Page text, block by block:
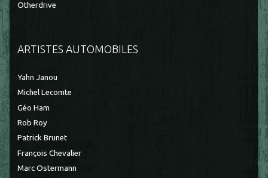
Otherdrive
ARTISTES AUTOMOBILES
Yahn Janou
Michel Lecomte
Géo Ham
Rob Roy
Patrick Brunet
François Chevalier
Marc Ostermann